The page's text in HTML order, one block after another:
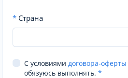
* Страна
С условиями договора-оферты
обязуюсь выполнять. *